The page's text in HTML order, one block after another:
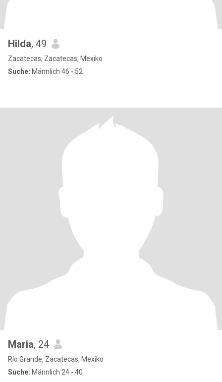
Hilda, 49
Zacatecas, Zacatecas, Mexiko
Suche: Männlich 46 - 52
Maria, 24
Río Grande, Zacatecas, Mexiko
Suche: Männlich 24 - 40